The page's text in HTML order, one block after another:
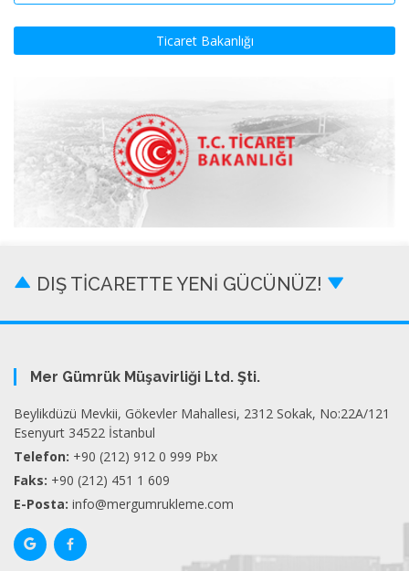
Ticaret Bakanlığı
DIŞ TİCARETTE YENİ GÜCÜNÜZ!
Mer Gümrük Müşavirliği Ltd. Şti.
Beylikdüzü Mevkii, Gökevler Mahallesi, 2312 Sokak, No:22A/121
Esenyurt 34522 İstanbul
Telefon: +90 (212) 912 0 999 Pbx
Faks: +90 (212) 451 1 609
E-Posta: info@mergumrukleme.com